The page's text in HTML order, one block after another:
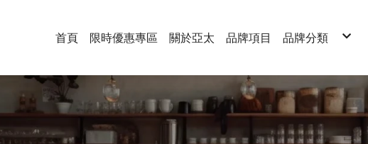
首頁 限時優惠專區 關於亞太 品牌項目 品牌分類
nawa
GE奇異淨水
Honeywell
Panasonic
Philips飛利浦
TOYO 東洋歐
元山淨水
天能TENNER